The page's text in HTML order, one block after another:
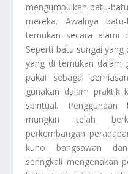
mengumpulkan batu-
mereka. Awalnya
temukan secara alami
Seperti batu sungai
yang di temukan dalam
pakai sebagai
gunakan dalam praktik
spiritual.
mungkin telah
perkembangan
kuno bangsawan
seringkali mengenakan